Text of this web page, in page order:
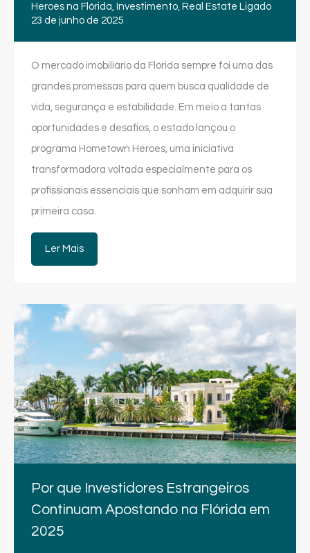
Heroes na Flórida Investimento Real Estate Ligado
23 de junho de 2025
O mercado imobiliário da Flórida sempre foi uma das
grandes promessas para quem busca qualidade de
vida, segurança e estabilidade. Em meio a tantas
oportunidades e desafios, o estado lançou o
programa Hometown Heroes, uma iniciativa
transformadora voltada especialmente para os
profissionais essenciais que sonham em adquirir sua
primeira casa.
Ler Mais
Por que Investidores Estrangeiros
Continuam Apostando na Flórida em
2025